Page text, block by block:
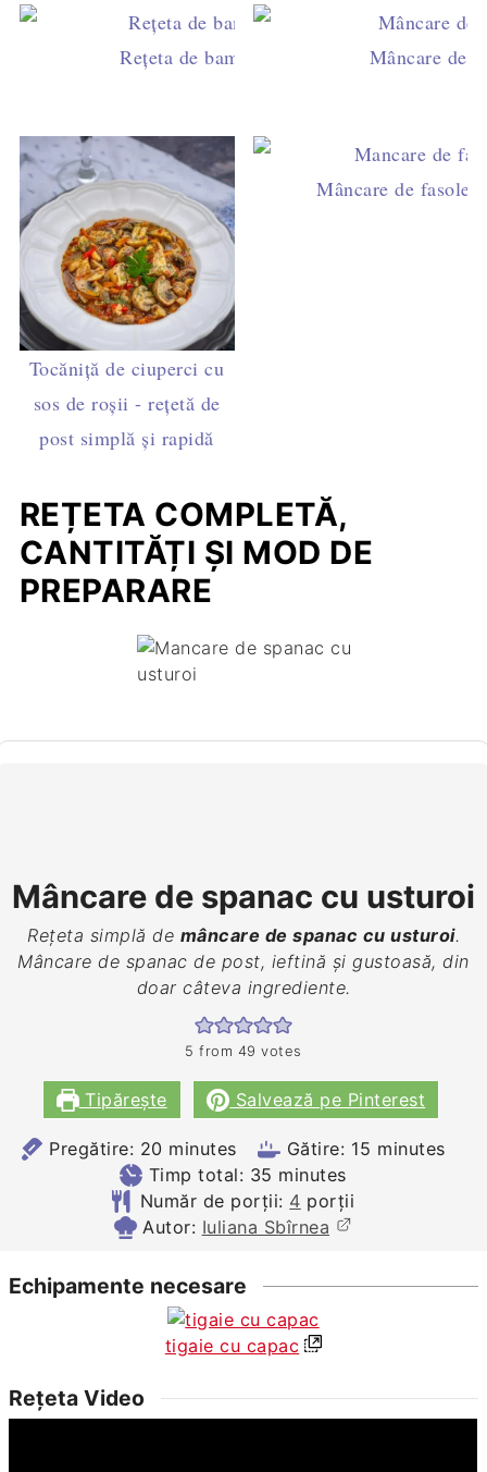
Rețeta de bame congelate cu sos de roșii
Mâncare de
Tocăniță de ciuperci cu
sos de roșii - rețetă de
post simplă și rapidă
Mâncare de fasole
REȚETA COMPLETĂ,
CANTITĂȚI ȘI MOD DE
PREPARARE
Mâncare de spanac cu usturoi
Rețeta simplă de mâncare de spanac cu usturoi.
Mâncare de spanac de post, ieftină și gustoasă, din
doar câteva ingrediente.
5 from 49 votes
Tipărește Salvează pe Pinterest
Pregătire: 20minutes
minutes Gătire: 15 minutes
minutes
Timp total: 35 minutes
minutes
Număr de porții: 4 porții
Autor: Iuliana Sbîrnea
Echipamente necesare
tigaie cu capac
Rețeta Video